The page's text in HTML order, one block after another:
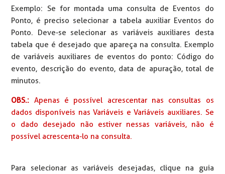
Exemplo: Se for montada uma consulta de Eventos do
Ponto, é preciso selecionar a tabela auxiliar Eventos do
Ponto. Deve-se selecionar as variáveis auxiliares desta
tabela que é desejado que apareça na consulta. Exemplo
de variáveis auxiliares de eventos do ponto: Código do
evento, descrição do evento, data de apuração, total de
minutos.
OBS.: Apenas é possível acrescentar nas consultas os
dados disponíveis nas Variáveis e Variáveis auxiliares. Se
o dado desejado não estiver nessas variáveis, não é
possível acrescenta-lo na consulta.
Para selecionar as variáveis desejadas, clique na guia